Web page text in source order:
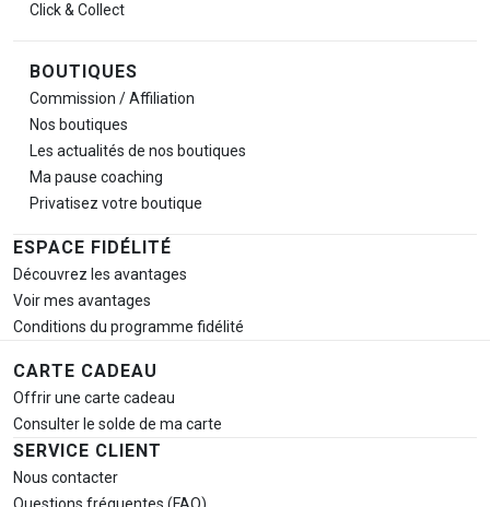
Click & Collect
BOUTIQUES
Commission / Affiliation
Nos boutiques
Les actualités de nos boutiques
Ma pause coaching
Privatisez votre boutique
ESPACE FIDÉLITÉ
Découvrez les avantages
Voir mes avantages
Conditions du programme fidélité
CARTE CADEAU
Offrir une carte cadeau
Consulter le solde de ma carte
SERVICE CLIENT
Nous contacter